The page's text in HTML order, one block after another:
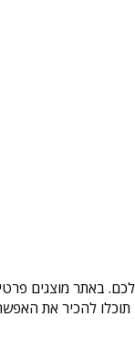
באתר מוצגים
להכיר את